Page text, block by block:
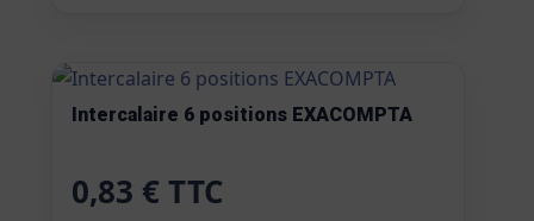
Intercalaire 6 positions EXACOMPTA
0,83 € TTC